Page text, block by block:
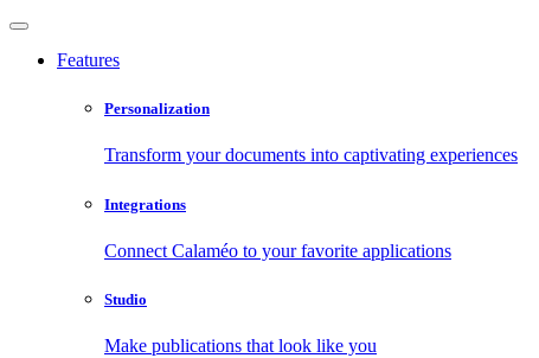
Features
Personalization
Transform your documents into captivating experiences
Integrations
Connect Calaméo to your favorite applications
Studio
Make publications that look like you